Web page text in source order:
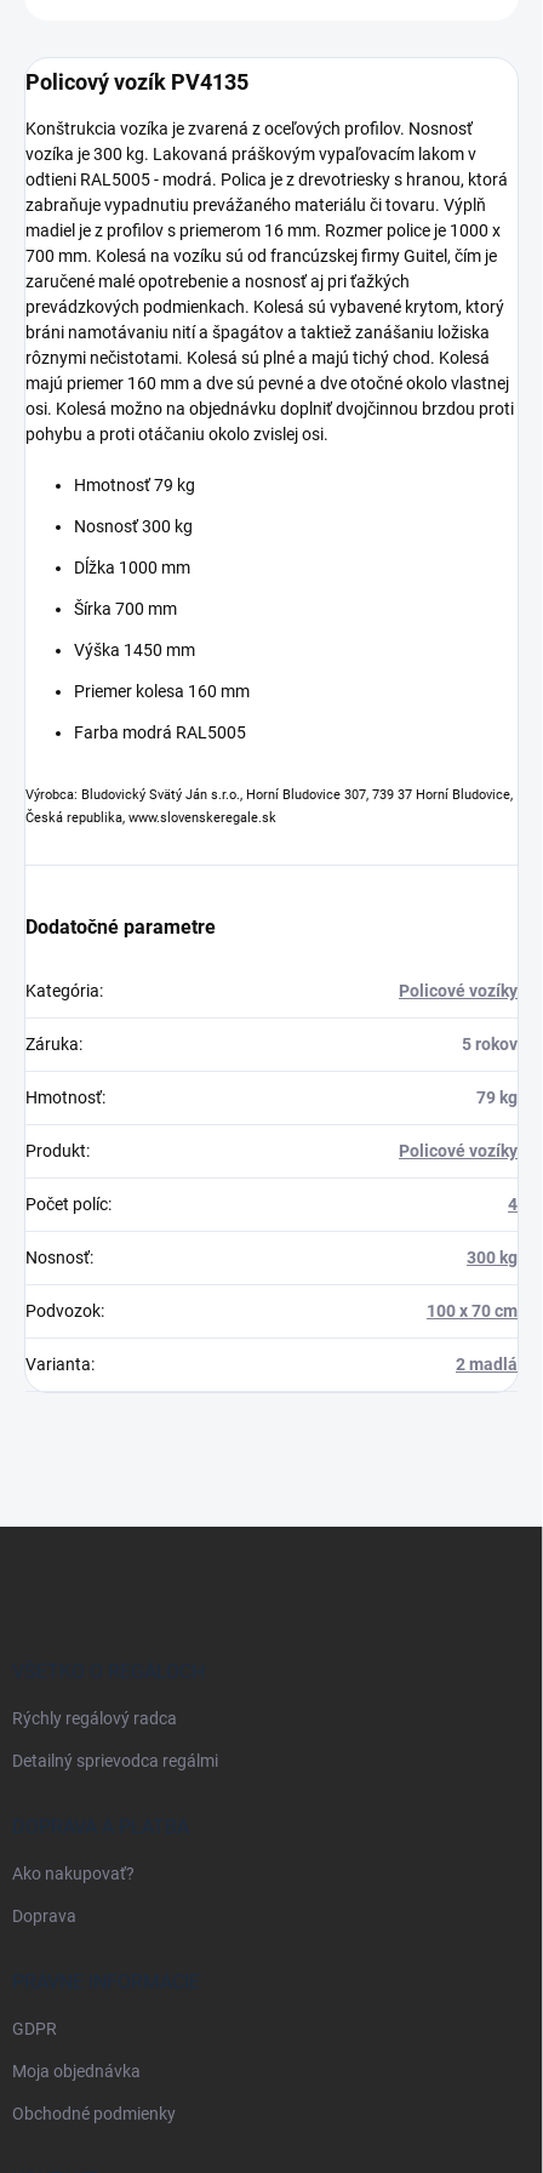
Policový vozík PV4135
Konštrukcia vozíka je zvarená z oceľových profilov. Nosnosť
vozíka je 300 kg. Lakovaná práškovým vypaľovacím lakom v
odtieni RAL5005 - modrá. Polica je z drevotriesky s hranou, ktorá
zabraňuje vypadnutiu prevážaného materiálu či tovaru. Výplň
madiel je z profilov s priemerom 16 mm. Rozmer police je 1000 x
700 mm. Kolesá na vozíku sú od francúzskej firmy Guitel, čím je
zaručené malé opotrebenie a nosnosť aj pri ťažkých
prevádzkových podmienkach. Kolesá sú vybavené krytom, ktorý
bráni namotávaniu nití a špagátov a taktiež zanášaniu ložiska
rôznymi nečistotami. Kolesá sú plné a majú tichý chod. Kolesá
majú priemer 160 mm a dve sú pevné a dve otočné okolo vlastnej
osi. Kolesá možno na objednávku doplniť dvojčinnou brzdou proti
pohybu a proti otáčaniu okolo zvislej osi.
Hmotnosť 79 kg
Nosnosť 300 kg
Dĺžka 1000 mm
Šírka 700 mm
Výška 1450 mm
Priemer kolesa 160 mm
Farba modrá RAL5005
Výrobca: Bludovický Svätý Ján s.r.o., Horní Bludovice 307, 739 37 Horní Bludovice,
Česká republika, www.slovenskeregale.sk
Dodatočné parametre
Kategória: Policové vozíky
Záruka: 5 rokov
Hmotnosť: 79 kg
Produkt: Policové vozíky
Počet políc: 4
Nosnosť: 300 kg
Podvozok: 100 x 70 cm
Varianta: 2 madlá
VŠETKO O REGÁLOCH
Rýchly regálový radca
Detailný sprievodca regálmi
DOPRAVA A PLATBA
Ako nakupovať?
Doprava
PRÁVNE INFORMÁCIE
GDPR
Moja objednávka
Obchodné podmienky